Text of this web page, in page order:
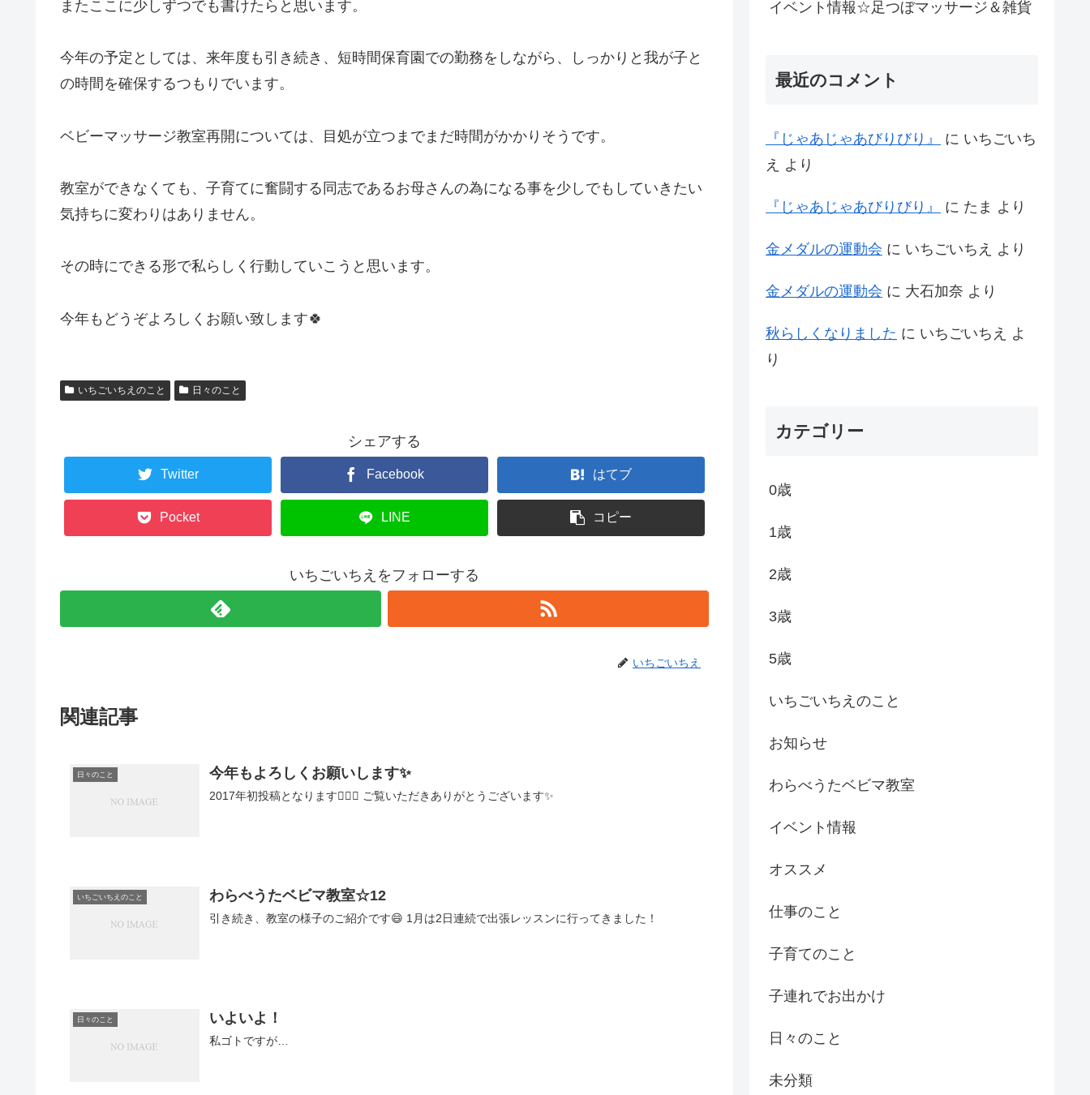
またここに少しずつでも書けたらと思います。
今年の予定としては、来年度も引き続き、短時間保育園での勤務をしながら、しっかりと我が子と
の時間を確保するつもりでいます。
ベビーマッサージ教室再開については、目処が立つまでまだ時間がかかりそうです。
教室ができなくても、子育てに奮闘する同志であるお母さんの為になる事を少しでもしていきたい
気持ちに変わりはありません。
その時にできる形で私らしく行動していこうと思います。
今年もどうぞよろしくお願い致します🍀
いちごいちえのこと 日々のこと
シェアする
Twitter Facebook はてブ
Pocket LINE コピー
いちごいちえをフォローする
いちごいちえ
関連記事
日々のこと 今年もよろしくお願いします✨
2017年初投稿となります🙇🏻‍♀️ ご覧いただきありがとうございます✨
いちごいちえのこと わらべうたベビマ教室☆12
引き続き、教室の様子のご紹介です😄 1月は2日連続で出張レッスンに行ってきました！
日々のこと いよいよ！
私ゴトですが…
イベント情報☆足つぼマッサージ＆雑貨
最近のコメント
『じゃあじゃあびりびり』 に いちごいち
え
より
『じゃあじゃあびりびり』 に たま より
金メダルの運動会 に いちごいちえ より
金メダルの運動会 に 大石加奈 より
秋らしくなりました に いちごいちえ
よ
り
カテゴリー
0歳
1歳
2歳
3歳
5歳
いちごいちえのこと
お知らせ
わらべうたベビマ教室
イベント情報
オススメ
仕事のこと
子育てのこと
子連れでお出かけ
日々のこと
未分類